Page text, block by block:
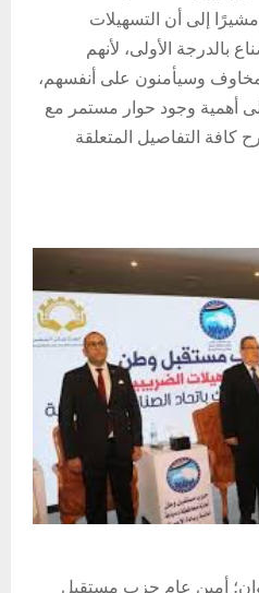
إلى أن التسهيلات
بالدرجة الأولى، لأنهم
وسيأمنون على أنفسهم،
أهمية وجود حوار مستمر مع
التفاصيل المتعلقة
أمين عام حزب مستقبل